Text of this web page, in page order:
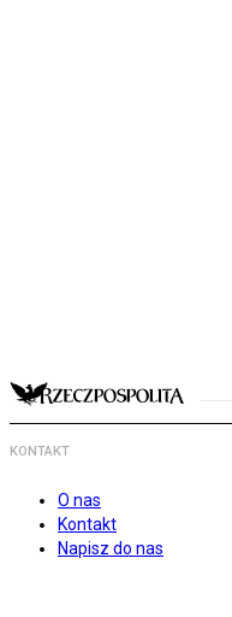
KONTAKT
O nas
Kontakt
Napisz do nas